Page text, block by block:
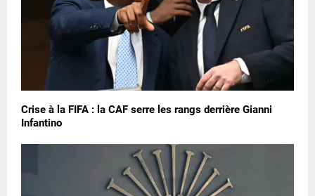
Crise à la FIFA : la CAF serre les rangs derrière Gianni
Infantino